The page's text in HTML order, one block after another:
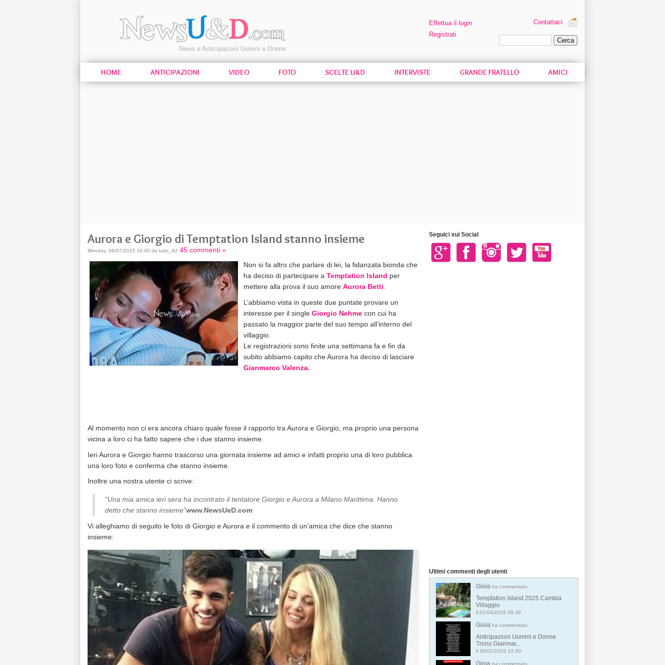
News e Anticipazioni Uomini e Donne
Effettua il login
Registrati
Contattaci
HOME ANTICIPAZIONI VIDEO FOTO SCELTE U&D INTERVISTE GRANDE FRATELLO AMICI
Aurora e Giorgio di Temptation Island stanno insieme
Monday, 06/07/2015 16:00 da ludo_92 45 commenti »
Non si fa altro che parlare di lei, la fidanzata bionda che
ha deciso di partecipare a Temptation Island per
mettere alla prova il suo amore:Aurora Betti
L’abbiamo vista in queste due puntate provare un
interesse per il single Giorgio Nehme con cui ha
passato la maggior parte del suo tempo all’interno del
villaggio.
Le registrazioni sono finite una settimana fa e fin da
subito abbiamo capito che Aurora ha deciso di lasciare
Gianmarco Valenza.
Al momento non ci era ancora chiaro quale fosse il rapporto tra Aurora e Giorgio, ma proprio una persona
vicina a loro ci ha fatto sapere che i due stanno insieme.
Ieri Aurora e Giorgio hanno trascorso una giornata insieme ad amici e infatti proprio una di loro pubblica
una loro foto e conferma che stanno insieme.
Inoltre una nostra utente ci scrive:
“Una mia amica ieri sera ha incontrato il tentatore Giorgio e Aurora a Milano Marittima. Hanno
detto che stanno insieme”www.NewsUeD.com
Vi alleghiamo di seguito le foto di Giorgio e Aurora e il commento di un’amica che dice che stanno
insieme:
Seguici sui Social
Ultimi commenti degli utenti
Gioia ha commentato
Temptation Island 2025 Cambia
Villaggio
il 01/04/2025 09:39
Gioia ha commentato
Anticipazioni Uomini e Donne
Trono Gianmar...
il 30/01/2025 12:40
Gioia ha commentato